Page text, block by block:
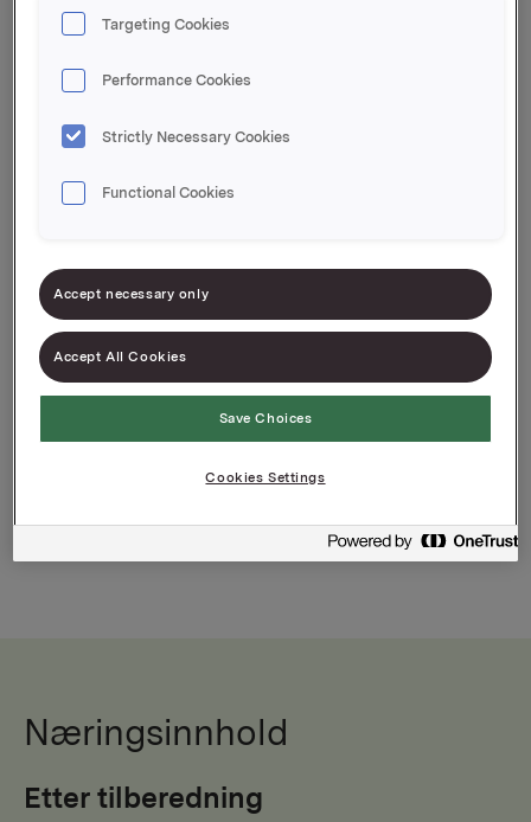
FUN Light Slush
Tropisk Ananas 0,8l
Light. Nå kan du slukke tørsten og søtsuget med
smaken av slush-favoritten Ananas! Selvfølgelig
helt uten sukker.
Bring out the FUN in water
Næringsinnhold
Etter tilberedning
Targeting Cookies
Performance Cookies
Strictly Necessary Cookies
Functional Cookies
Accept necessary only
Accept All Cookies
Save Choices
Cookies Settings